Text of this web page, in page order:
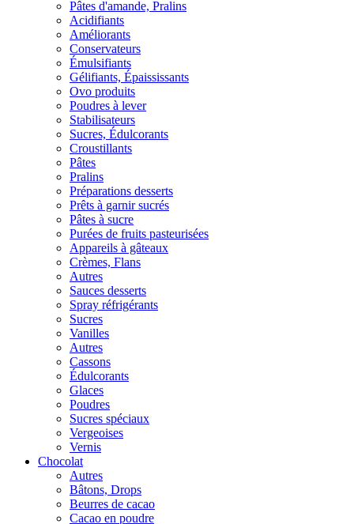
Pâtes d'amande, Pralins
Acidifiants
Améliorants
Conservateurs
Émulsifiants
Gélifiants, Épaississants
Ovo produits
Poudres à lever
Stabilisateurs
Sucres, Édulcorants
Croustillants
Pâtes
Pralins
Préparations desserts
Prêts à garnir sucrés
Pâtes à sucre
Purées de fruits pasteurisées
Appareils à gâteaux
Crèmes, Flans
Autres
Sauces desserts
Spray réfrigérants
Sucres
Vanilles
Autres
Cassons
Édulcorants
Glaces
Poudres
Sucres spéciaux
Vergeoises
Vernis
Chocolat
Autres
Bâtons, Drops
Beurres de cacao
Cacao en poudre